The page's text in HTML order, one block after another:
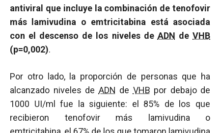
antiviral que incluye la combinación de tenofovir
más lamivudina o emtricitabina está asociada
con el descenso de los niveles de ADN deVHB
(p=0,002).
Por otro lado, la proporción de personas que ha
alcanzado niveles de ADN de VHB por debajo de
1000 UI/ml fue la siguiente: el 85% de los que
recibieron tenofovir más lamivudina o